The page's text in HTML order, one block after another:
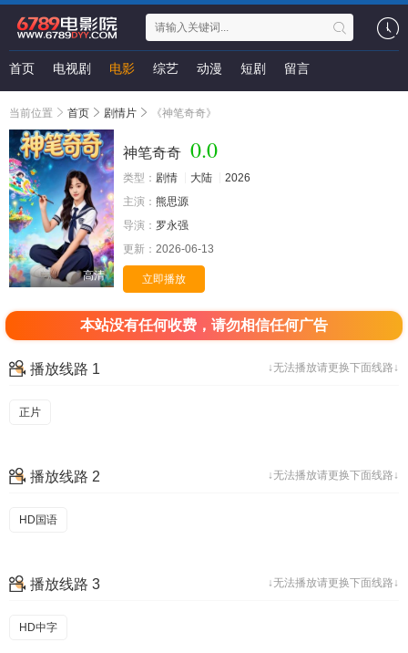
首页 电视剧 电影 综艺 动漫 短剧 留言
当前位置 首页 剧情片 《神笔奇奇》
高清
神笔奇奇 0.0
类型： 剧情 大陆
2026
主演： 熊思源
导演： 罗永强
更新： 2026-06-13
立即播放
本站没有任何收费，请勿相信任何广告
↓无法播放请更换下面线路↓
播放线路 1
正片
↓无法播放请更换下面线路↓
播放线路 2
HD国语
↓无法播放请更换下面线路↓
播放线路 3
HD中字